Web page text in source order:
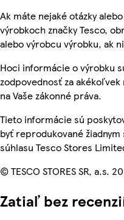
Ak máte nejaké otázky
výrobkoch značky Tesco,
alebo výrobcu výrobku, ak
Hoci informácie o výrobku
zodpovednosť za
na Vaše zákonné práva.
Tieto informácie sú
byť reprodukované
súhlasu Tesco Stores
© TESCO STORES SR, a.s.
Zatiaľ bez